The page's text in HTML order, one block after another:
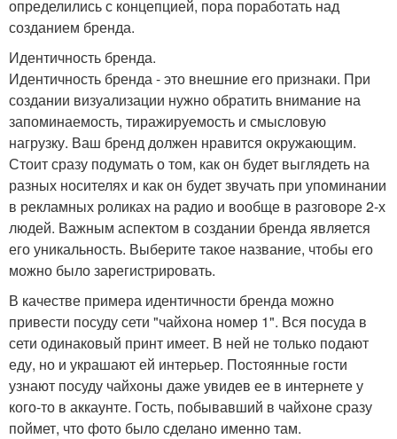
определились с концепцией, пора поработать над
созданием бренда.
Идентичность бренда.
Идентичность бренда - это внешние его признаки. При
создании визуализации нужно обратить внимание на
запоминаемость, тиражируемость и смысловую
нагрузку. Ваш бренд должен нравится окружающим.
Стоит сразу подумать о том, как он будет выглядеть на
разных носителях и как он будет звучать при упоминании
в рекламных роликах на радио и вообще в разговоре 2-х
людей. Важным аспектом в создании бренда является
его уникальность. Выберите такое название, чтобы его
можно было зарегистрировать.
В качестве примера идентичности бренда можно
привести посуду сети "чайхона номер 1". Вся посуда в
сети одинаковый принт имеет. В ней не только подают
еду, но и украшают ей интерьер. Постоянные гости
узнают посуду чайхоны даже увидев ее в интернете у
кого-то в аккаунте. Гость, побывавший в чайхоне сразу
поймет, что фото было сделано именно там.